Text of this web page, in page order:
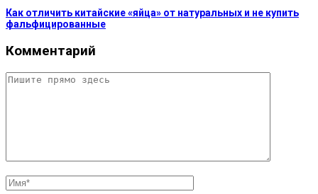
Как отличить китайские «яйца» от натуральных и не купить
фальфицированные
Комментарий